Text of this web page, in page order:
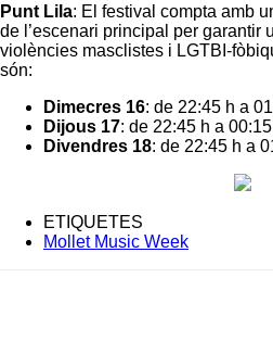
Punt Lila: El festival compta amb
de l’escenari principal per garantir
violències masclistes i LGTBI-
són:
Dimecres 16: de 22:45 h a
Dijous 17: de 22:45 h a
Divendres 18: de 22:45 h a
ETIQUETES
Mollet Music Week